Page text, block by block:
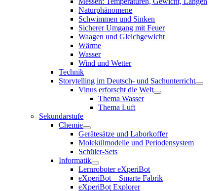
Naturphänomene
Schwimmen und Sinken
Sicherer Umgang mit Feuer
Waagen und Gleichgewicht
Wärme
Wasser
Wind und Wetter
Technik
Storytelling im Deutsch- und Sachunterricht
Vinus erforscht die Welt
Thema Wasser
Thema Luft
Sekundarstufe
Chemie
Gerätesätze und Laborkoffer
Molekülmodelle und Periodensystem
Schüler-Sets
Informatik
Lernroboter eXperiBot
eXperiBot – Smarte Fabrik
eXperiBot Explorer